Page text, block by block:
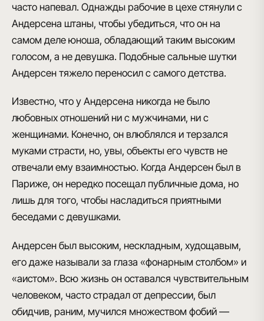
часто напевал. Однажды рабочие в цехе стянули с
Андерсена штаны, чтобы убедиться, что он на
самом деле юноша, обладающий таким высоким
голосом, а не девушка. Подобные сальные шутки
Андерсен тяжело переносил с самого детства.
Известно, что у Андерсена никогда не было
любовных отношений ни с мужчинами, ни с
женщинами. Конечно, он влюблялся и терзался
муками страсти, но, увы, объекты его чувств не
отвечали ему взаимностью. Когда Андерсен был в
Париже, он нередко посещал публичные дома, но
лишь для того, чтобы насладиться приятными
беседами с девушками.
Андерсен был высоким, нескладным, худощавым,
его даже называли за глаза «фонарным столбом» и
«аистом». Всю жизнь он оставался чувствительным
человеком, часто страдал от депрессии, был
обидчив, раним, мучился множеством фобий —